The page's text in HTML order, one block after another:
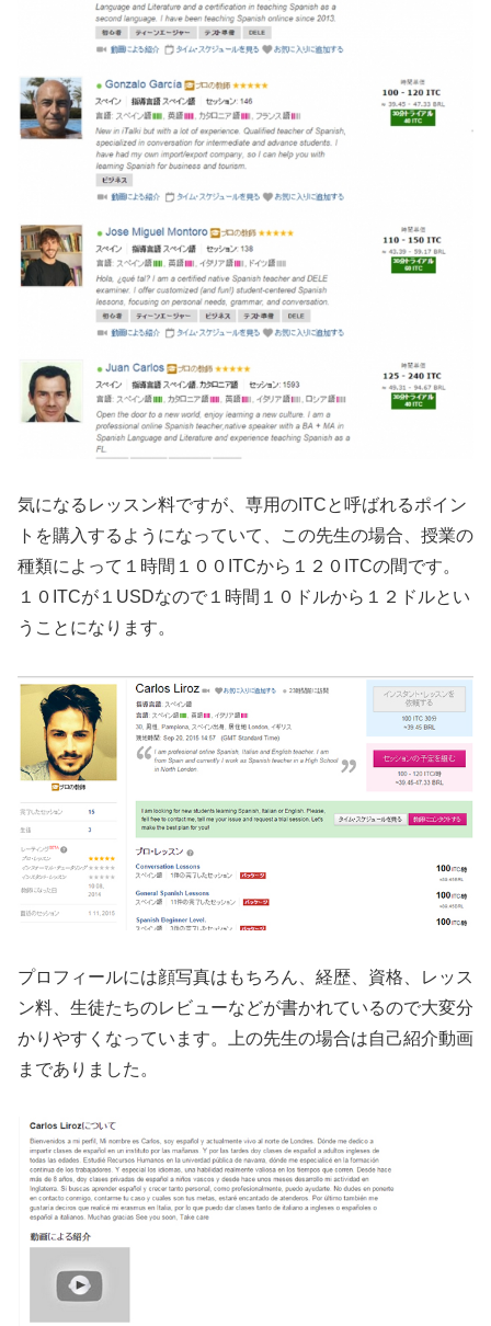
気になるレッスン料ですが、専用のITCと呼ばれるポイン
トを購入するようになっていて、この先生の場合、授業の
種類によって１時間１００ITCから１２０ITCの間です。
１０ITCが１USDなので１時間１０ドルから１２ドルとい
うことになります。
プロフィールには顔写真はもちろん、経歴、資格、レッス
ン料、生徒たちのレビューなどが書かれているので大変分
かりやすくなっています。上の先生の場合は自己紹介動画
までありました。